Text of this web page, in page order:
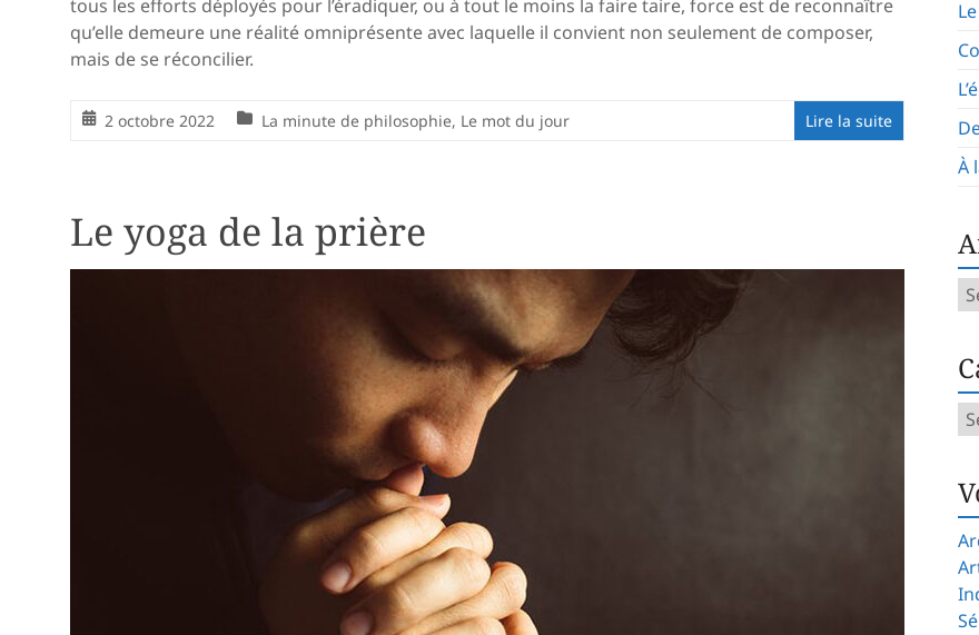
tous les efforts déployés pour l’éradiquer, ou à tout le moins la faire taire, force est de reconnaître
qu’elle demeure une réalité omniprésente avec laquelle il convient non seulement de composer,
mais de se réconcilier.
2 octobre 2022 La minute de philosophie, Le mot du jour Lire la suite
Le yoga de la prière
À